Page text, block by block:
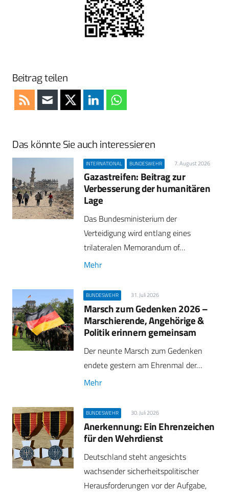
Beitrag teilen
Das könnte Sie auch interessieren
INTERNATIONAL BUNDESWEHR 7. August 2026
Gazastreifen: Beitrag zur
Verbesserung der humanitären
Lage
Das Bundesministerium der
Verteidigung wird entlang eines
trilateralen Memorandum of…
Mehr
BUNDESWEHR 31. Juli 2026
Marsch zum Gedenken 2026 –
Marschierende, Angehörige &
Politik erinnern gemeinsam
Der neunte Marsch zum Gedenken
endete gestern am Ehrenmal der…
Mehr
BUNDESWEHR 30. Juli 2026
Anerkennung: Ein Ehrenzeichen
für den Wehrdienst
Deutschland steht angesichts
wachsender sicherheitspolitischer
Herausforderungen vor der Aufgabe,